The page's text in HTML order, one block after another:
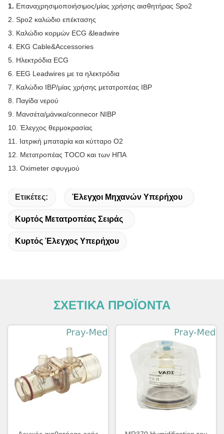
1. Επαναχρησιμοποιήσιμος/μίας χρήσης αισθητήρας Spo2
2. Spo2 καλώδιο επέκτασης
3. Καλώδιο κορμών ECG &leadwire
4. EKG Cable&Accessories
5. Ηλεκτρόδια ECG
6. EEG Leadwires με τα ηλεκτρόδια
7. Καλώδιο IBP/μίας χρήσης μετατροπέας IBP
8. Παγίδα νερού
9. Μανσέτα/μάνικα/connecor NIBP
10. Έλεγχος θερμοκρασίας
11. Ιατρική μπαταρία και κύτταρο Ο2
12. Μετατροπέας TOCO και των ΗΠΑ
13. Oximeter σφυγμού
Ετικέτες: Έλεγχοι Μηχανών Υπερήχου
Κυρτός Μετατροπέας Σειράς
Κυρτός Έλεγχος Υπερήχου
ΣΧΕΤΙΚΑ ΠΡΟΪΟΝΤΑ